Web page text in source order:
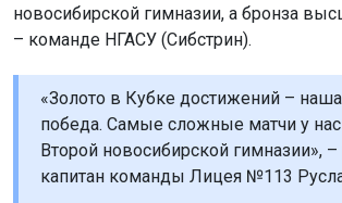
новосибирской гимназии, а бронза
– команде НГАСУ (Сибстрин).
«Золото в Кубке достижений –
победа. Самые сложные матчи у
Второй новосибирской гимназии», –
капитан команды Лицея №113